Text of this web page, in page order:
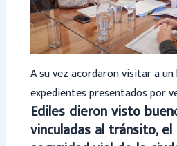
A su vez acordaron visitar a
expedientes presentados por
Ediles dieron visto
vinculadas al tránsito,